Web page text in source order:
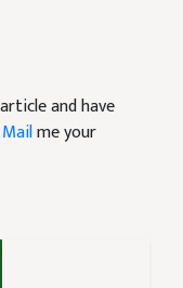
and have
Mailme your